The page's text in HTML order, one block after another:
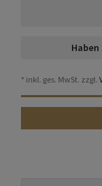
* inkl. ges. MwSt. zzgl.